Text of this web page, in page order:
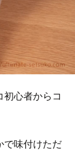
心者からコ
で味付けただ